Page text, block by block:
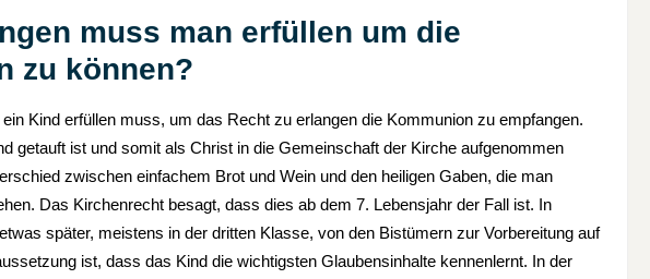
muss man erfüllen um die
zu können?
Kind erfüllen muss, um das Recht zu erlangen die Kommunion zu empfangen.
getauft ist und somit als Christ in die Gemeinschaft der Kirche aufgenommen
zwischen einfachem Brot und Wein und den heiligen Gaben, die man
Das Kirchenrecht besagt, dass dies ab dem 7. Lebensjahr der Fall ist. In
später, meistens in der dritten Klasse, von den Bistümern zur Vorbereitung auf
ist, dass das Kind die wichtigsten Glaubensinhalte kennenlernt. In der